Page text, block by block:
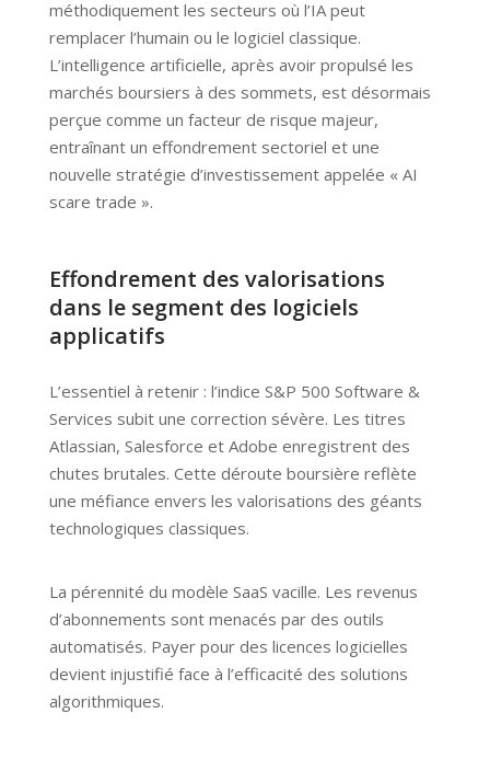
méthodiquement les secteurs où l’IA peut
remplacer l’humain ou le logiciel classique.
L’intelligence artificielle, après avoir propulsé les
marchés boursiers à des sommets, est désormais
perçue comme un facteur de risque majeur,
entraînant un effondrement sectoriel et une
nouvelle stratégie d’investissement appelée « AI
scare trade ».
Effondrement des valorisations
dans le segment des logiciels
applicatifs
L’essentiel à retenir : l’indice S&P 500 Software &
Services subit une correction sévère. Les titres
Atlassian, Salesforce et Adobe enregistrent des
chutes brutales. Cette déroute boursière reflète
une méfiance envers les valorisations des géants
technologiques classiques.
La pérennité du modèle SaaS vacille. Les revenus
d’abonnements sont menacés par des outils
automatisés. Payer pour des licences logicielles
devient injustifié face à l’efficacité des solutions
algorithmiques.